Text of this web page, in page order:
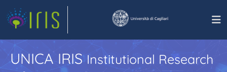
UNICA IRISInstitutional Research